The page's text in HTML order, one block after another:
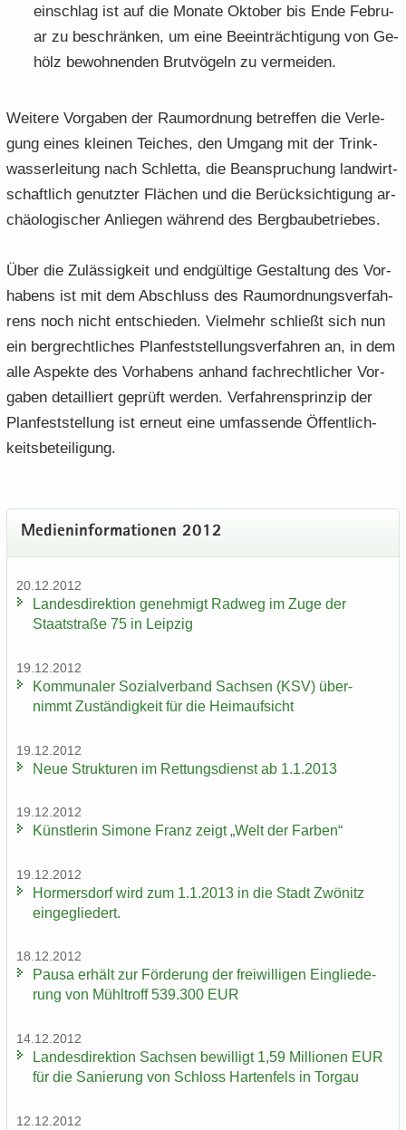
einschlag ist auf die Mo­nate Ok­to­ber bis Ende Fe­bru­
ar zu be­schrän­ken, um eine Be­ein­träch­ti­gung von Ge­
hölz be­woh­nen­den Brut­vö­geln zu ver­mei­den.
Wei­te­re Vor­ga­ben der Raum­ord­nung be­tref­fen die Ver­le­
gung eines klei­nen Tei­ches, den Um­gang mit der Trink­
was­ser­lei­tung nach Schlet­ta, die Be­an­spru­chung landwirt­
schaftlich ge­nutz­ter Flä­chen und die Be­rück­sich­ti­gung ar­
chäo­lo­gi­scher An­lie­gen wäh­rend des Berg­bau­be­trie­bes.
Über die Zu­läs­sig­keit und end­gül­ti­ge Ge­stal­tung des Vor­
ha­bens ist mit dem Ab­schluss des Raum­ord­nungs­ver­fah­
rens noch nicht ent­schie­den. Viel­mehr schließt sich nun
ein berg­recht­li­ches Plan­fest­stel­lungs­ver­fah­ren an, in dem
alle Aspek­te des Vor­ha­bens an­hand fach­recht­li­cher Vor­
ga­ben de­tail­liert ge­prüft wer­den. Ver­fah­rens­prin­zip der
Plan­feststellung ist er­neut eine um­fas­sen­de Öf­fent­lich­
keits­be­tei­li­gung.
Me­di­en­in­for­ma­tio­nen 2012
20.12.2012
Lan­des­di­rek­ti­on ge­neh­migt Rad­weg im Zuge der
Staat­stra­ße 75 in Leip­zig
19.12.2012
Kom­mu­na­ler So­zi­al­ver­band Sach­sen (KSV) über­
nimmt Zu­stän­dig­keit für die Heim­auf­sicht
19.12.2012
Neue Struk­tu­ren im Ret­tungs­dienst ab 1.1.2013
19.12.2012
Künst­le­rin Si­mo­ne Franz zeigt „Welt der Far­ben“
19.12.2012
Hor­mers­dorf wird zum 1.1.2013 in die Stadt Zwö­nitz
ein­ge­glie­dert.
18.12.2012
Pausa er­hält zur För­de­rung der frei­wil­li­gen Ein­glie­de­
rung von Mühl­troff 539.300 EUR
14.12.2012
Lan­des­di­rek­ti­on Sach­sen be­wil­ligt 1,59 Mil­lio­nen EUR
für die Sa­nie­rung von Schloss Har­ten­fels in Tor­gau
12.12.2012